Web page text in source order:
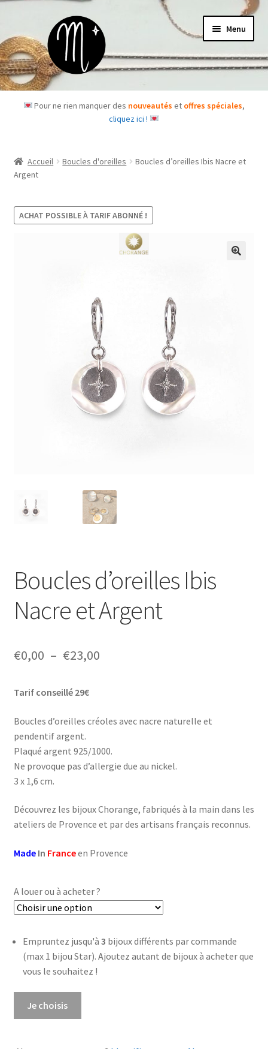
à
la
navigation
au
contenu
Menu
Accueil
Les box
Pour ne rien manquer des nouveautéset offres spéciales,
cliquez ici !
Accueil Boucles d'oreilles
Boucles d’oreilles Ibis Nacre et
Argent
ACHAT POSSIBLE À TARIF ABONNÉ !
Boucles d’oreilles Ibis
Nacre et Argent
€0,00 – €23,00Plage
€0,00
€23,00
Tarif conseillé 29€
Boucles d’oreilles créoles avec nacre naturelle et
pendentif argent.
Plaqué argent 925/1000.
Ne provoque pas d’allergie due au nickel.
3 x 1,6 cm.
Découvrez les bijoux Chorange, fabriqués à la main dans les
ateliers de Provence et par des artisans français reconnus.
MadeIn Franceen Provence
A louer ou à acheter ?
Empruntez jusqu'à 3 bijoux différents par commande
(max 1 bijou Star). Ajoutez autant de bijoux à acheter que
vous le souhaitez !
Je choisis